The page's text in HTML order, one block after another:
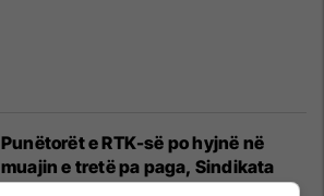
Punëtorët e RTK-së po hyjnë në
muajin e tretë pa paga, Sindikata